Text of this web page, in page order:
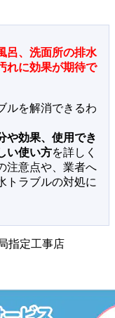
呂、洗面所の排水
れに効果が期待で
ルを解消できるわ
や効果、使用でき
い使い方を詳しく
注意点や、業者へ
トラブルの対処に
指定工事店